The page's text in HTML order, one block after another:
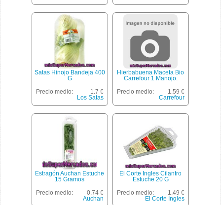
Satas Hinojo Bandeja 400
G
Precio medio:
1.7 €
Los Satas
Hierbabuena Maceta Bio
Carrefour 1 Manojo.
Precio medio:
1.59 €
Carrefour
Estragón Auchan Estuche
15 Gramos
Precio medio:
0.74 €
Auchan
El Corte Ingles Cilantro
Estuche 20 G
Precio medio:
1.49 €
El Corte Ingles